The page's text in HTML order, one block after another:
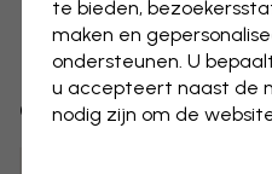
Toont pagina
Ontdek meer
te bieden,
maken en
ondersteunen. U
u accepteert naast de
nodig zijn om de